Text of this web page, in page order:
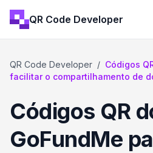
QR Code Developer
QR Code Developer / Códigos
facilitar o compartilhamento de
Códigos QR
GoFundMe